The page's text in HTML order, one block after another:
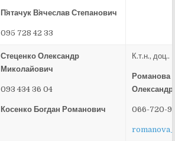
П`ятачук В`ячеслав Степанович
095 728 42 33
Стеценко Олександр
Миколайович
093 434 36 04
Косенко Богдан Романович
К.т.н., доц..
Романова
066-720-